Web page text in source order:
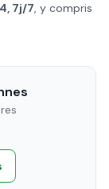
7j/7, y compris